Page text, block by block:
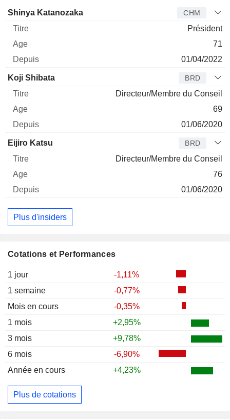
Cotations et Performances
1 jour
-1,11%
1 semaine
-0,77%
Mois en cours
-0,35%
1 mois
+2,95%
3 mois
+9,78%
6 mois
-6,90%
Année en cours
+4,23%
Plus de cotations
Administrateur Titre
Shinya Katanozaka CHM
Président
71
01/04/2022
Koji Shibata BRD
Directeur/Membre du Conseil
69
01/06/2020
Eijiro Katsu BRD
Directeur/Membre du Conseil
76
01/06/2020
Plus d'insiders